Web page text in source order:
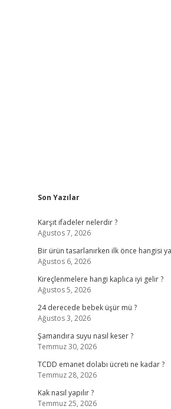
Sidebar
Son Yazılar
Karşıt ifadeler nelerdir ?
Ağustos 7, 2026
Bir ürün tasarlanırken ilk önce hangisi
Ağustos 6, 2026
Kireçlenmelere hangi kaplıca iyi gelir ?
Ağustos 5, 2026
24 derecede bebek üşür mü ?
Ağustos 3, 2026
Şamandıra suyu nasıl keser ?
Temmuz 30, 2026
TCDD emanet dolabı ücreti ne kadar ?
Temmuz 28, 2026
Kak nasıl yapılır ?
Temmuz 25, 2026